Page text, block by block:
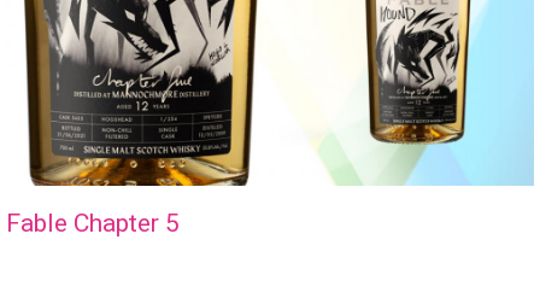
Fable Chapter 5